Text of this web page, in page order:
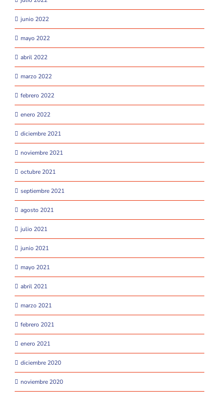
junio 2022
mayo 2022
abril 2022
marzo 2022
febrero 2022
enero 2022
diciembre 2021
noviembre 2021
octubre 2021
septiembre 2021
agosto 2021
julio 2021
junio 2021
mayo 2021
abril 2021
marzo 2021
febrero 2021
enero 2021
diciembre 2020
noviembre 2020